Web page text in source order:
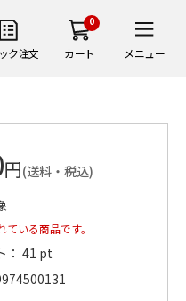
ク注文
0
カート メニュー
円(送料・税込)
いる商品です。
： 41 pt